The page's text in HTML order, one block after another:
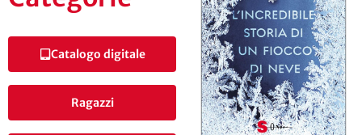
Catalogo digitale
Ragazzi